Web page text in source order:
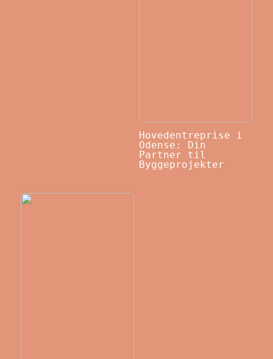
Hovedentreprise i
Odense: Din
Partner til
Byggeprojekter